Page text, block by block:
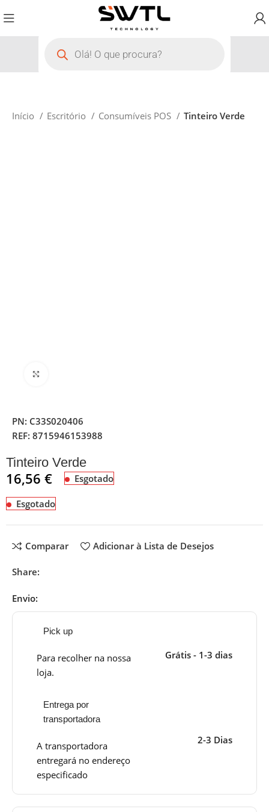
Início Escritório Consumíveis POS Tinteiro Verde
PN: C33S020406
REF:8715946153988
Tinteiro Verde
16,56€ Esgotado
Esgotado
Comparar Adicionar à Lista de Desejos
Share:
Envio:
Pick up
Para recolher na nossa
loja.
Grátis - 1-3 dias
Entrega por
transportadora
A transportadora
entregará no endereço
especificado
2-3 Dias